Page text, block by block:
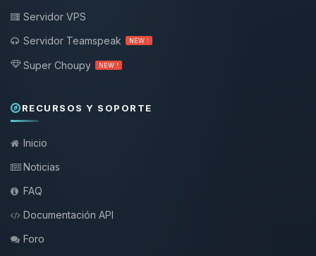
Servidor VPS
Servidor Teamspeak
NEW !
Super Choupy NEW !
RECURSOS Y SOPORTE
Inicio
Noticias
FAQ
Documentación API
Foro